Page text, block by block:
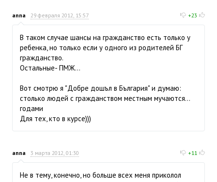
anna 29 февраля 2012, 15:57 +23
В таком случае шансы на гражданство есть только у
ребенка, но только если у одного из родителей БГ
гражданство.
Остальные- ПМЖ...
Вот смотрю я "Добре дошъл в България" и думаю:
столько людей с гражданством местным мучаются...
годами
Для тех, кто в курсе)))
anna 3 марта 2012, 01:30 +11
Не в тему, конечно, но больше всех меня приколол